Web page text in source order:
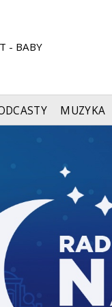
- BABY
MUZYKA